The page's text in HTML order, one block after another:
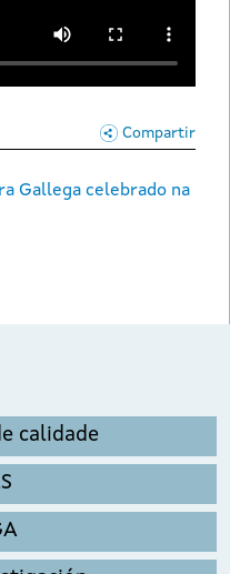
Compartir
Gallega celebrado na
calidade